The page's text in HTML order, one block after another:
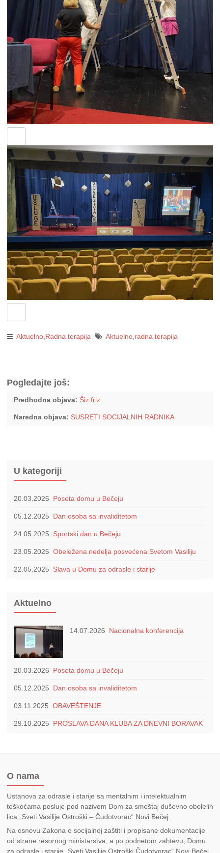
U kategoriji
20.03.2026 Poseta domu u Bečeju
05.12.2025 Dan osoba sa invaliditetom
24.05.2025 Sportski dan u Bečeju
23.05.2025 Obeležena nedelja posvećena Svetom Vasiliju
22.05.2025 Slava u Domu za odrasle i starije
Aktuelno
14.07.2026 Nacionalna konferencija
20.03.2026 Poseta domu u Bečeju
05.12.2025 Dan osoba sa invaliditetom
03.11.2025 OBAVEŠTENJE
29.10.2025 PROSLAVA DANA KLUBA ZA DNEVNI BORAVAK
Aktuelno,Radna terapija Aktuelno,radna terapija
Pogledajte još:
Predhodna objava: Šiz friz
Naredna objava: SUSRETI SOCIJALNIH RADNIKA
O nama
Ustanova za odrasle i starije sa mentalnim i intelektualnim
teškoćama posluje pod nazivom Dom za smeštaj duševno obolelih
lica „Sveti Vasilije Ostroški – Čudotvorac“ Novi Bečej.
Na osnovu Zakona o socijalnoj zaštiti i propisane dokumentacije
od strane resornog ministarstva, a po podnetom zahtevu, Domu
za odrasle i starije „Sveti Vasilije Ostroški Čudotvorac“ Novi Bečej